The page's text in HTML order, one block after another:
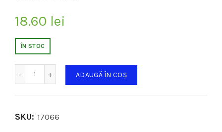
18.60 lei
ÎN STOC
ADAUGĂ ÎN COȘ
SKU: 17066